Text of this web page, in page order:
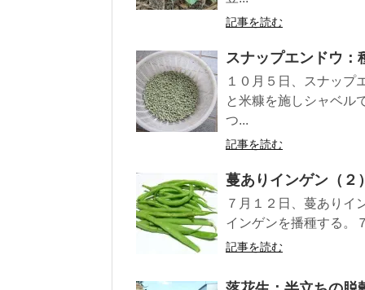
記事を読む
スナップエンドウ：
１０月５日、スナップ
と米糠を施しシャベル
つ...
記事を読む
蔓ありインゲン（２
７月１２日、蔓ありイ
インゲンを播種する。
記事を読む